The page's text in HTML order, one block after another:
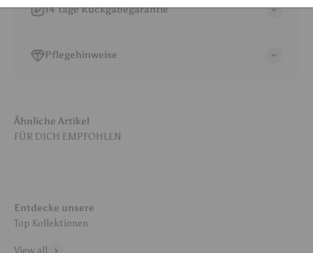
14 Tage Rückgabegarantie
Pflegehinweise
Ähnliche Artikel
Entdecke unsere
View all